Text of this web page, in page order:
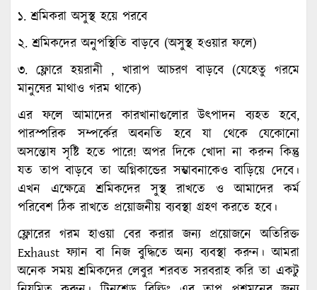
১. শ্রমিকরা অসুস্থ হয়ে পরবে
২. শ্রমিকদের অনুপস্থিতি বাড়বে (অসুস্থ হওয়ার ফলে)
৩. ফ্লোরে হয়রানী , খারাপ আচরণ বাড়বে (যেহেতু গরমে
মানুষের মাথাও গরম থাকে)
এর ফলে আমাদের কারখানাগুলোর উৎপাদন ব্যহত হবে,
পারস্পরিক সম্পর্কের অবনতি হবে যা থেকে যেকোনো
অসন্তোষ সৃষ্টি হতে পারে! অপর দিকে খোদা না করুন কিন্তু
যত তাপ বাড়বে তা অগ্নিকান্ডের সম্ভাবনাকেও বাড়িয়ে দেবে।
এখন এক্ষেত্রে শ্রমিকদের সুস্থ রাখতে ও আমাদের কর্ম
পরিবেশ ঠিক রাখতে প্রয়োজনীয় ব্যবস্থা গ্রহণ করতে হবে।
ফ্লোরের গরম হাওয়া বের করার জন্য প্রয়োজনে অতিরিক্ত
Exhaust ফ্যান বা নিজ বুদ্ধিতে অন্য ব্যবস্থা করুন। আমরা
অনেক সময় শ্রমিকদের লেবুর শরবত সরবরাহ করি তা একটু